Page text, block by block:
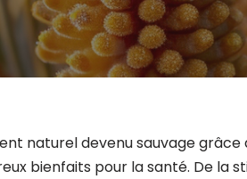
naturel devenu sauvage grâce
bienfaits pour la santé. De la